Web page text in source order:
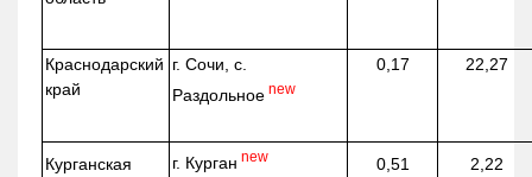
Краснодарский
край
г. Сочи, с.
Раздольное new
0,17 22,27
Курганская
г. Курган new 0,51 2,22